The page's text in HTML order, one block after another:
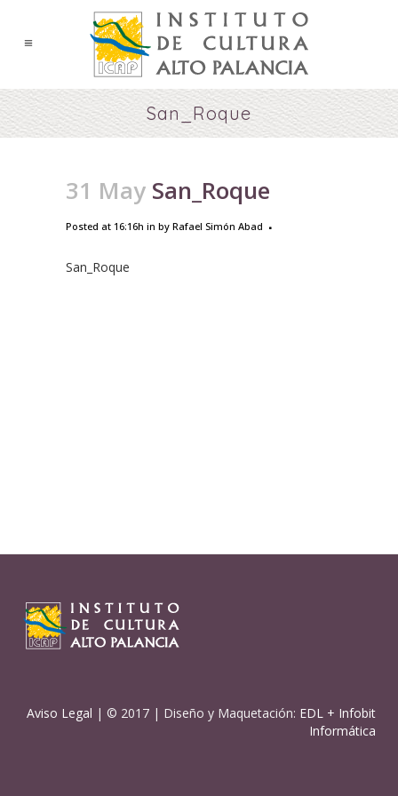
San_Roque
31 May San_Roque
Posted at 16:16h in by Rafael Simón Abad
San_Roque
Aviso Legal | © 2017 | Diseño y Maquetación: EDL + Infobit
Informática